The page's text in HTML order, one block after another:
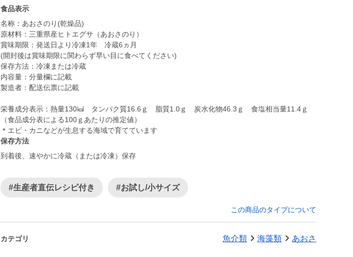
食品表示
名称：あおさのり(乾燥品)
原材料：三重県産ヒトエグサ（あおさのり）
賞味期限：発送日より冷凍1年 冷蔵6ヵ月
(開封後は賞味期限に関わらず早い目に食べてください)
保存方法：冷凍または冷蔵
内容量：分量欄に記載
製造者：配送伝票に記載
栄養成分表示：熱量130㎉ タンパク質16.6ｇ 脂質1.0ｇ 炭水化物46.3ｇ 食塩相当量11.4ｇ
（食品成分表による100ｇあたりの推定値）
保存方法
到着後、速やかに冷蔵（または冷凍）保存
#生産者直伝レシピ付き #お試し/小サイズ
この商品のタイプについて
カテゴリ 魚介類 海藻類 あおさ